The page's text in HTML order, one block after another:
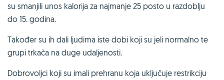
su smanjili unos kalorija za najmanje 25 posto u razdoblju
do 15. godina.
Također su ih dali ljudima iste dobi koji su jeli normalno te
grupi trkača na duge udaljenosti.
Dobrovoljci koji su imali prehranu koja uključuje restrikciju